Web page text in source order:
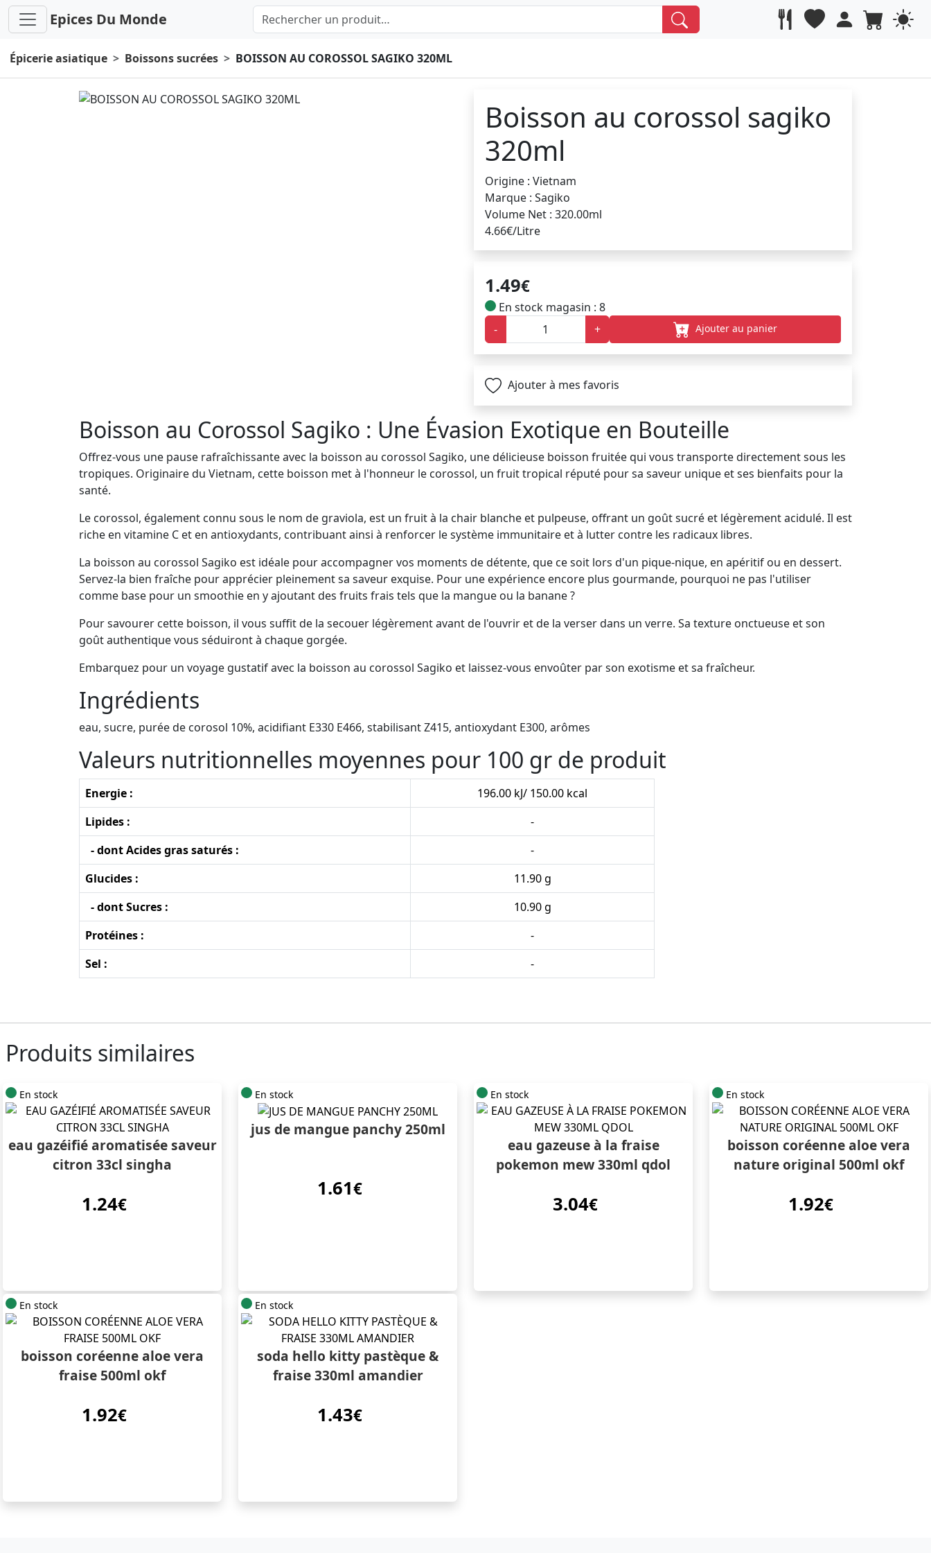
Epices Du Monde
Épicerie asiatique Boissons sucrées BOISSON AU COROSSOL SAGIKO 320ML
Boisson au corossol sagiko
320ml
Origine : Vietnam
Marque : Sagiko
Volume Net : 320.00ml
4.66€/Litre
1.49€
En stock magasin : 8
-
+ Ajouter au panier
Ajouter à mes favoris
Boisson au Corossol Sagiko : Une Évasion Exotique en Bouteille
Offrez-vous une pause rafraîchissante avec la boisson au corossol Sagiko, une délicieuse boisson fruitée qui vous transporte directement sous les
tropiques. Originaire du Vietnam, cette boisson met à l'honneur le corossol, un fruit tropical réputé pour sa saveur unique et ses bienfaits pour la
santé.
Le corossol, également connu sous le nom de graviola, est un fruit à la chair blanche et pulpeuse, offrant un goût sucré et légèrement acidulé. Il est
riche en vitamine C et en antioxydants, contribuant ainsi à renforcer le système immunitaire et à lutter contre les radicaux libres.
La boisson au corossol Sagiko est idéale pour accompagner vos moments de détente, que ce soit lors d'un pique-nique, en apéritif ou en dessert.
Servez-la bien fraîche pour apprécier pleinement sa saveur exquise. Pour une expérience encore plus gourmande, pourquoi ne pas l'utiliser
comme base pour un smoothie en y ajoutant des fruits frais tels que la mangue ou la banane ?
Pour savourer cette boisson, il vous suffit de la secouer légèrement avant de l'ouvrir et de la verser dans un verre. Sa texture onctueuse et son
goût authentique vous séduiront à chaque gorgée.
Embarquez pour un voyage gustatif avec la boisson au corossol Sagiko et laissez-vous envoûter par son exotisme et sa fraîcheur.
Ingrédients
eau, sucre, purée de corosol 10%, acidifiant E330 E466, stabilisant Z415, antioxydant E300, arômes
Valeurs nutritionnelles moyennes pour 100 gr de produit
Energie :
196.00 kJ/ 150.00 kcal
Lipides :
-
- dont Acides gras saturés :
-
Glucides :
11.90 g
- dont Sucres :
10.90 g
Protéines :
-
Sel :
-
Produits similaires
En stock
eau gazéifié aromatisée saveur
citron 33cl singha
1.24€
En stock
jus de mangue panchy 250ml
1.61€
En stock
eau gazeuse à la fraise
pokemon mew 330ml qdol
3.04€
En stock
boisson coréenne aloe vera
nature original 500ml okf
1.92€
En stock
boisson coréenne aloe vera
fraise 500ml okf
1.92€
En stock
soda hello kitty pastèque &
fraise 330ml amandier
1.43€